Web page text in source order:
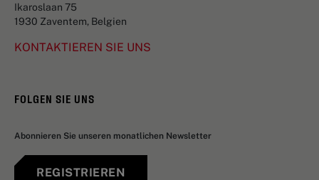
Ikaroslaan 75
1930 Zaventem, Belgien
KONTAKTIEREN SIE UNS
FOLGEN SIE UNS
Abonnieren Sie unseren monatlichen Newsletter
REGISTRIEREN